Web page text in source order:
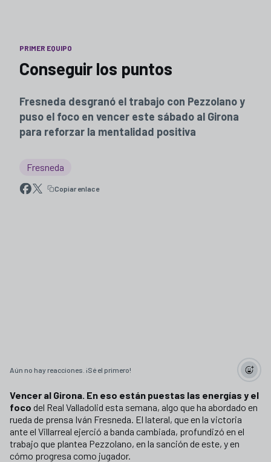
PRIMER EQUIPO
Conseguir los puntos
Fresneda desgranó el trabajo con Pezzolano y
puso el foco en vencer este sábado al Girona
para reforzar la mentalidad positiva
Fresneda
Copiar enlace
Aún no hay reacciones. ¡Sé el primero!
Vencer al Girona. En eso están puestas las energías y el
foco del Real Valladolid esta semana, algo que ha abordado en
rueda de prensa Iván Fresneda. El lateral, que en la victoria
ante el Villarreal ejerció a banda cambiada, profundizó en el
trabajo que plantea Pezzolano, en la sanción de este, y en
cómo progresa como jugador.